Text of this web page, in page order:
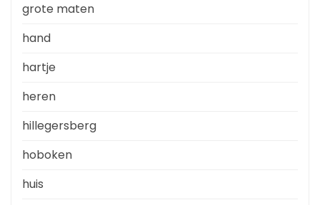
grote maten
hand
hartje
heren
hillegersberg
hoboken
huis